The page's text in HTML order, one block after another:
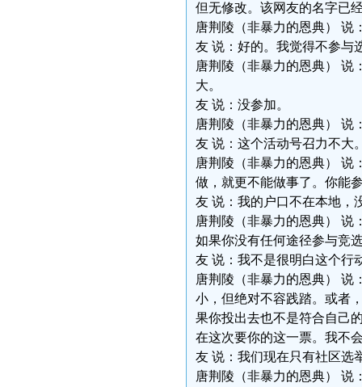
但无修改。该网友的名字已
唐荆陵（非暴力的恩典） 说
友 说：好的。我觉得不参与
唐荆陵（非暴力的恩典） 说
大。
友 说：没参加。
唐荆陵（非暴力的恩典） 说
友 说：这个活动号召力不大
唐荆陵（非暴力的恩典） 说
做，就更不能做事了。你能
友 说：我的户口不在本地，
唐荆陵（非暴力的恩典） 说
如果你没有任何途径参与竞
友 说：我不是很明白这个行
唐荆陵（非暴力的恩典） 说
小，但绝对不容践踏。或者
果你投出去也不是符合自己
在这次要你的这一票。我不
友 说：我们现在只有社区选
唐荆陵（非暴力的恩典） 说